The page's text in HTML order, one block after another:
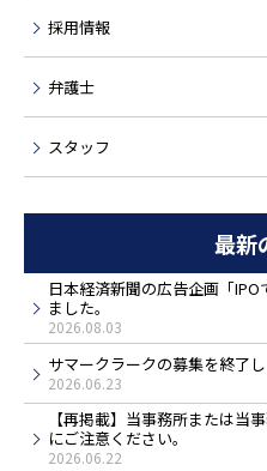
採用情報
弁護士
スタッフ
最新
日本経済新聞の広告企画「
ました。
2026.08.03
サマークラークの募集を終了し
2026.06.23
【再掲載】当事務所または当
にご注意ください。
2026.06.22